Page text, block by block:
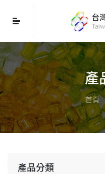
產
首頁
產品分類